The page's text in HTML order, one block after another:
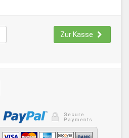
Zur Kasse